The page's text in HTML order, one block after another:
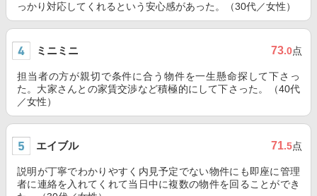
っかり対応してくれるという安心感があった。（30代／女性）
ミニミニ 73.0点
担当者の方が親切で条件に合う物件を一生懸命探して下さっ
た。大家さんとの家賃交渉など積極的にして下さった。（40代
／女性）
エイブル 71.5点
説明が丁寧でわかりやすく内見予定でない物件にも即座に管理
者に連絡を入れてくれて当日中に複数の物件を回ることができ